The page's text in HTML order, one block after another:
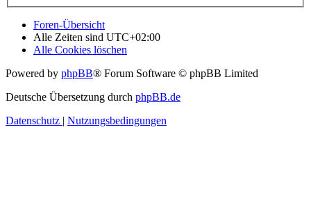
Foren-Übersicht
Alle Zeiten sind UTC+02:00
Alle Cookies löschen
Powered by phpBB® Forum Software © phpBB Limited
Deutsche Übersetzung durch phpBB.de
Datenschutz | Nutzungsbedingungen